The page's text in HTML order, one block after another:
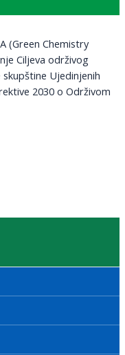
(Green Chemistry
Ciljeva održivog
Ujedinjenih
2030 o Održivom